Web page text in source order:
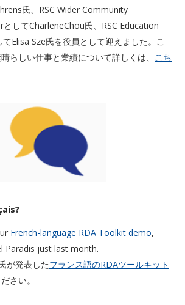
氏、RSC Wider Community
してCharleneChou氏、RSC Education
Elisa Sze氏を役員として迎えました。こ
らしい仕事と業績について詳しくは、 こち
French-language RDA Toolkit demo,
Paradis just last month.
が発表したフランス語のRDAツールキット
さい。